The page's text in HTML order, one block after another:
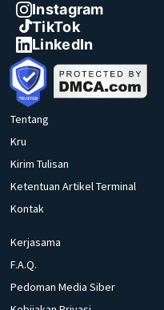
Instagram
TikTok
LinkedIn
Tentang
Kru
Kirim Tulisan
Ketentuan Artikel Terminal
Kontak
Kerjasama
F.A.Q.
Pedoman Media Siber